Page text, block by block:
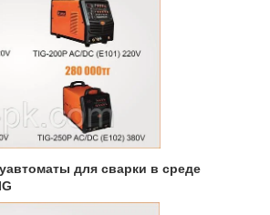
для сварки в среде